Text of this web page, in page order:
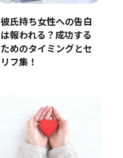
彼氏持ち女性への告白
は報われる？成功する
ためのタイミングとセ
リフ集！